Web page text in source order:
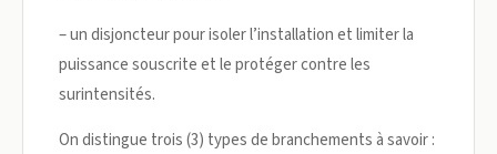
– un disjoncteur pour isoler l’installation et limiter la
puissance souscrite et le protéger contre les
surintensités.
On distingue trois (3) types de branchements à savoir :